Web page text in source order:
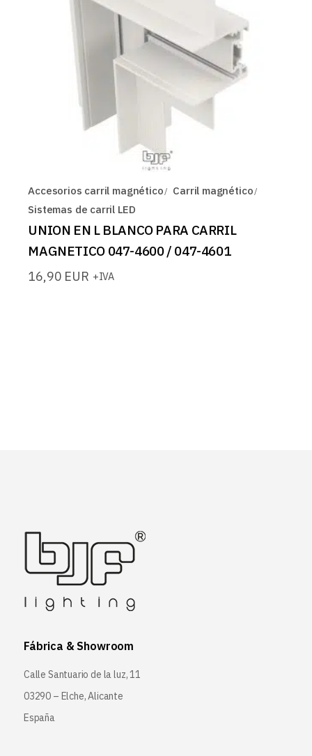
Accesorios carril magnético
Carril magnético
Sistemas de carril LED
UNION EN L BLANCO PARA CARRIL
MAGNETICO 047-4600 / 047-4601
16,90 EUR +IVA
Fábrica & Showroom
Calle Santuario de la luz, 11
03290 – Elche, Alicante
España